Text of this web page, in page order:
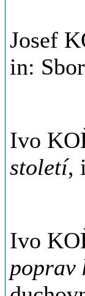
Josef
in:
Ivo
století,
Ivo
poprav